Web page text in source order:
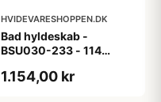
HVIDEVARESHOPPEN.DK
Bad hyldeskab -
BSU030-233 - 114
m/eg ABS-kant
1.154,00 kr